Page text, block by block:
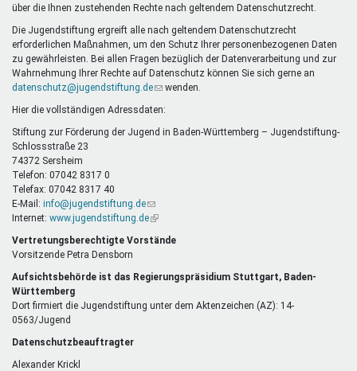
über die Ihnen zustehenden Rechte nach geltendem Datenschutzrecht.
Die Jugendstiftung ergreift alle nach geltendem Datenschutzrecht
erforderlichen Maßnahmen, um den Schutz Ihrer personenbezogenen Daten
zu gewährleisten. Bei allen Fragen bezüglich der Datenverarbeitung und zur
Wahrnehmung Ihrer Rechte auf Datenschutz können Sie sich gerne an
datenschutz@jugendstiftung.de(Link
E-
Mail)
wenden.
Hier die vollständigen Adressdaten:
Stiftung zur Förderung der Jugend in Baden-Württemberg – Jugendstiftung-
Schlossstraße 23
74372 Sersheim
Telefon: 07042 8317 0
Telefax: 07042 8317 40
E-Mail: info@jugendstiftung.de(Link
sendet
Mail)
Internet: www.jugendstiftung.de(Link
extern)
Vertretungsberechtigte Vorstände
Vorsitzende Petra Densborn
Aufsichtsbehörde ist das Regierungspräsidium Stuttgart, Baden-
Württemberg
Dort firmiert die Jugendstiftung unter dem Aktenzeichen (AZ): 14-
0563/Jugend
Datenschutzbeauftragter
Alexander Krickl